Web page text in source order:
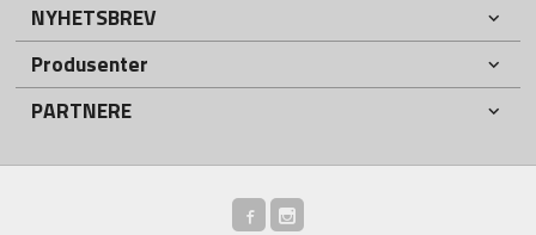
NYHETSBREV
Produsenter
PARTNERE